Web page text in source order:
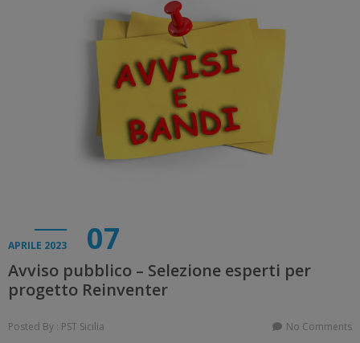
APRILE 2023 07
Avviso pubblico – Selezione esperti per
progetto Reinventer
Posted By : PST Sicilia No Comments